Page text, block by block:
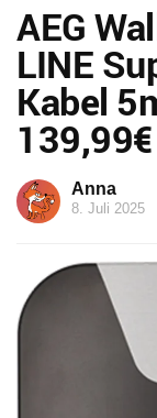
AEG
LINE
Kabel
Anna
8. Juli 2025